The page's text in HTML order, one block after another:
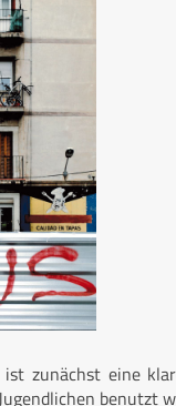
ist zunächst eine
benutzt